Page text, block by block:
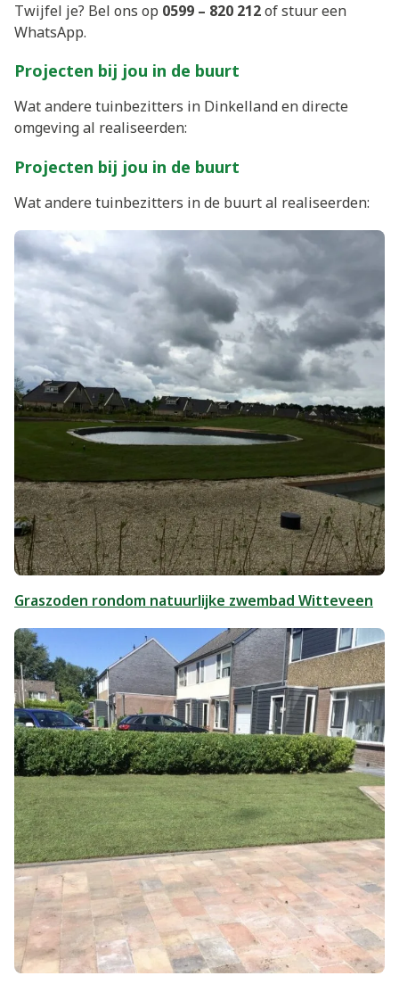
Twijfel je? Bel ons op 0599 – 820 212of stuur een
WhatsApp.
Projecten bij jou in de buurt
Wat andere tuinbezitters in Dinkelland en directe
omgeving al realiseerden:
Projecten bij jou in de buurt
Wat andere tuinbezitters in de buurt al realiseerden:
Graszoden rondom natuurlijke zwembad Witteveen